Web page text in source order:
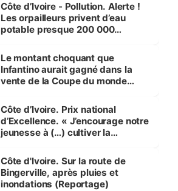
Côte d’Ivoire - Pollution. Alerte !
Les orpailleurs privent d’eau
potable presque 200 000
Le montant choquant que
Infantino aurait gagné dans la
vente de la Coupe du monde
Côte d’Ivoire. Prix national
d’Excellence. « J’encourage notre
jeunesse à (…) cultiver la
(Alassane Ouattara
Côte d'Ivoire. Sur la route de
Bingerville, après pluies et
inondations (Reportage)